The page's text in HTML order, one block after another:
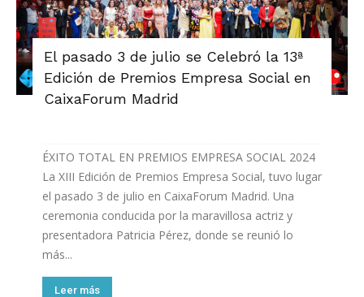
El pasado 3 de julio se Celebró la 13ª
Edición de Premios Empresa Social en
CaixaForum Madrid
ÉXITO TOTAL EN PREMIOS EMPRESA SOCIAL 2024
La XIII Edición de Premios Empresa Social, tuvo lugar
el pasado 3 de julio en CaixaForum Madrid. Una
ceremonia conducida por la maravillosa actriz y
presentadora Patricia Pérez, donde se reunió lo
más...
Leer más